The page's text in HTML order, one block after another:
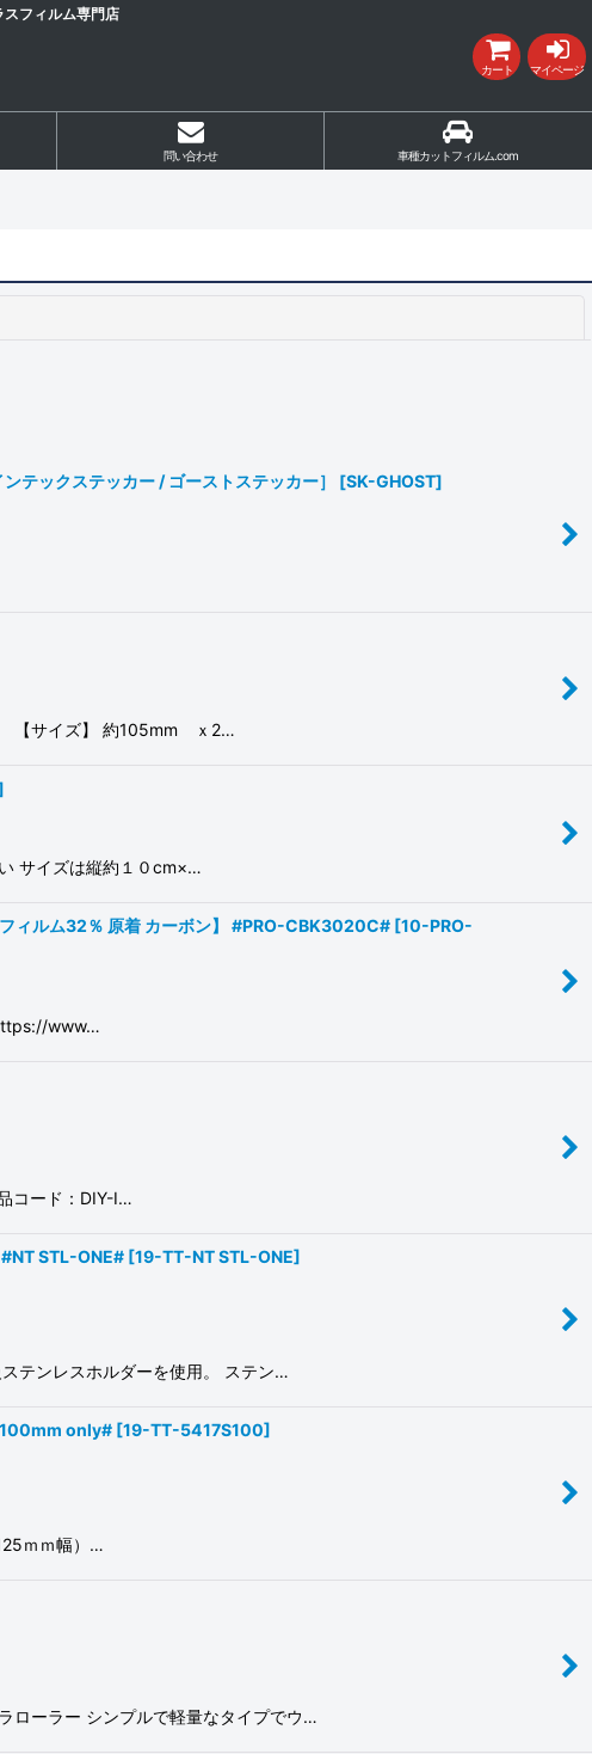
フィルム専門店
カート マイページ
問い合わせ 車種カットフィルム.com
ックステッカー / ゴーストステッカー］ [SK-GHOST]
【サイズ】 約105mm ｘ2…
サイズは縦約１０cm×…
ルム32％ 原着 カーボン】 #PRO-CBK3020C# [10-PRO-
www…
コード：DIY-I…
STL-ONE# [19-TT-NT STL-ONE]
テンレスホルダーを使用。 ステン…
only# [19-TT-5417S100]
ｍｍ幅）…
ローラー シンプルで軽量なタイプでウ…